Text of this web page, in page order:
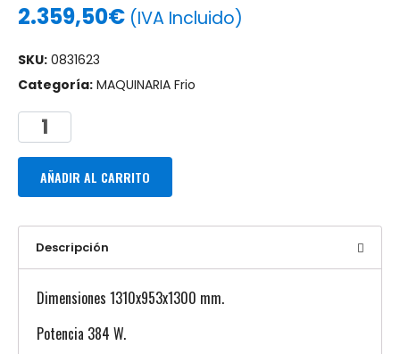
2.359,50€ (IVA Incluido)
SKU: 0831623
Categoría: MAQUINARIA Frio
AÑADIR AL CARRITO
Descripción
Dimensiones 1310x953x1300 mm.
Potencia 384 W.